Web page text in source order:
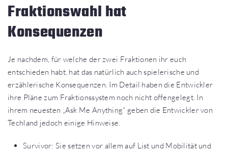
Fraktionswahl hat
Konsequenzen
Je nachdem, für welche der zwei Fraktionen ihr euch
entschieden habt, hat das natürlich auch spielerische und
erzählerische Konsequenzen. Im Detail haben die Entwickler
ihre Pläne zum Fraktionssystem noch nicht offengelegt. In
ihrem neuesten „Ask Me Anything“ geben die Entwickler von
Techland jedoch einige Hinweise.
Survivor: Sie setzen vor allem auf List und Mobilität und